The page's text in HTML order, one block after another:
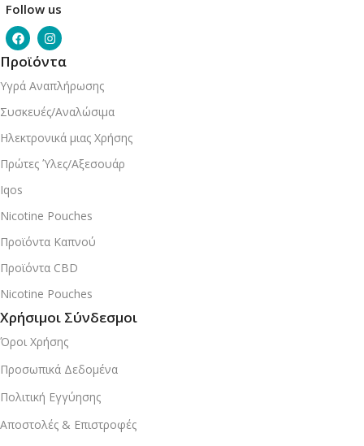
Follow us
Προϊόντα
Υγρά Αναπλήρωσης
Συσκευές/Αναλώσιμα
Ηλεκτρονικά μιας Χρήσης
Πρώτες Ύλες/Αξεσουάρ
Iqos
Nicotine Pouches
Προϊόντα Καπνού
Προϊόντα CBD
Nicotine Pouches
Χρήσιμοι Σύνδεσμοι
Όροι Χρήσης
Προσωπικά Δεδομένα
Πολιτική Εγγύησης
Αποστολές & Επιστροφές